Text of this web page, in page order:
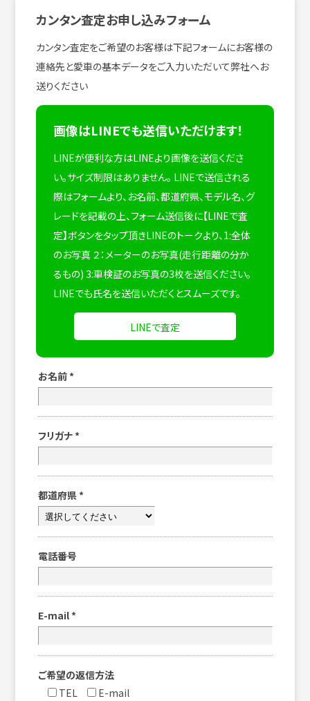
カンタン査定お申し込みフォーム
カンタン査定をご希望のお客様は下記フォームにお客様の
連絡先と愛車の基本データをご入力いただいて弊社へお
送りください
画像はLINEでも送信いただけます！
LINEが便利な方はLINEより画像を送信くださ
い。サイズ制限はありません。 LINEで送信される
際はフォームより、お名前、都道府県、モデル名、グ
レードを記載の上、フォーム送信後に【LINEで査
定】ボタンをタップ頂きLINEのトークより、1:全体
のお写真 ２：メーターのお写真(走行距離の分か
るもの) 3:車検証のお写真の3枚を送信ください。
LINEでも氏名を送信いただくとスムーズです。
LINEで査定
お名前 *
フリガナ *
都道府県 *
電話番号
E-mail *
ご希望の返信方法
TEL
E-mail